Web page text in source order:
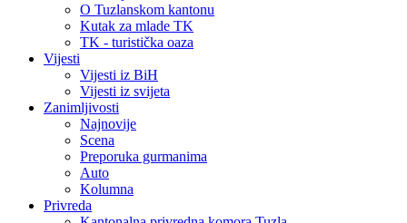
O Tuzlanskom kantonu
Kutak za mlade TK
TK - turistička oaza
Vijesti
Vijesti iz BiH
Vijesti iz svijeta
Zanimljivosti
Najnovije
Scena
Preporuka gurmanima
Auto
Kolumna
Privreda